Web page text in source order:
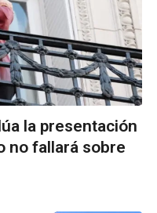
la presentación
no fallará sobre